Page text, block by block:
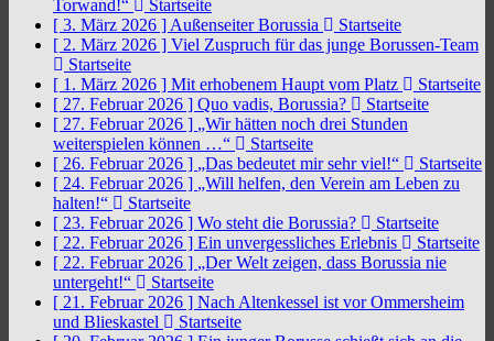
Torwand!“
Startseite
[ 3. März 2026 ] Außenseiter Borussia
Startseite
[ 2. März 2026 ] Viel Zuspruch für das junge Borussen-Team
Startseite
[ 1. März 2026 ] Mit erhobenem Haupt vom Platz
Startseite
[ 27. Februar 2026 ] Quo vadis, Borussia?
Startseite
[ 27. Februar 2026 ] „Wir hätten noch drei Stunden
weiterspielen können …“
Startseite
[ 26. Februar 2026 ] „Das bedeutet mir sehr viel!“
Startseite
[ 24. Februar 2026 ] „Will helfen, den Verein am Leben zu
halten!“
Startseite
[ 23. Februar 2026 ] Wo steht die Borussia?
Startseite
[ 22. Februar 2026 ] Ein unvergessliches Erlebnis
Startseite
[ 22. Februar 2026 ] „Der Welt zeigen, dass Borussia nie
untergeht!“
Startseite
[ 21. Februar 2026 ] Nach Altenkessel ist vor Ommersheim
und Blieskastel
Startseite